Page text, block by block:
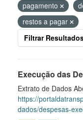
pagamento
restos a pagar
Filtrar
Execução das
Extrato de Dados
https://
dados/despesas-